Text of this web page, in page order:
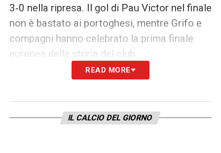
3‑0 nella ripresa. Il gol di Pau Victor nel finale
non è bastato ai portoghesi, mentre Grifo e
compagni hanno celebrato la prima finale
europea della storia del club.
READ MORE
IL CALCIO DEL GIORNO